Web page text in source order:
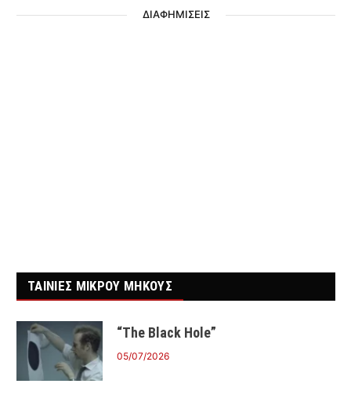
ΔΙΑΦΗΜΙΣΕΙΣ
ΤΑΙΝΙΕΣ ΜΙΚΡΟΥ ΜΗΚΟΥΣ
“The Black Hole”
05/07/2026